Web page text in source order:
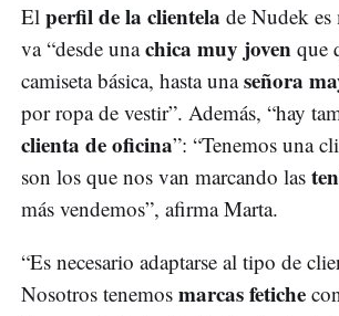
El perfil de la clientela de Nudek
va “desde unachica muy joven que
camiseta básica, hasta unaseñora
por ropa de vestir”. Además, “hay
clienta de oficina”: “Tenemos una
son los que nos van marcando las
más vendemos”, afirma Marta.
“Es necesario adaptarse al tipo de
Nosotros tenemos marcas fetiche